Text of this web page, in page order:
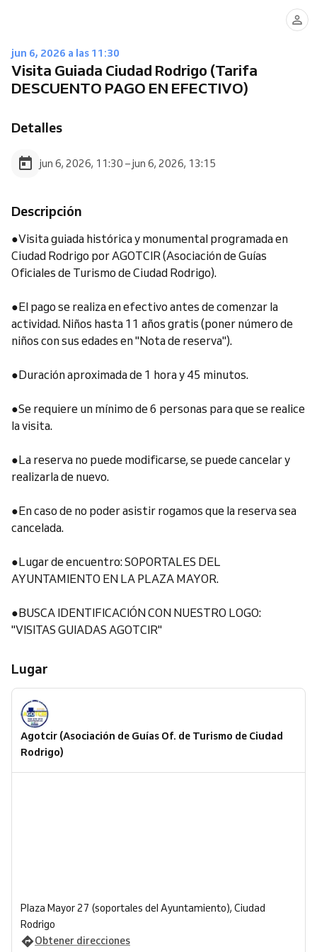
jun 6, 2026 a las 11:30
Visita Guiada Ciudad Rodrigo (Tarifa
DESCUENTO PAGO EN EFECTIVO)
Detalles
jun 6, 2026, 11:30 – jun 6, 2026, 13:15
Descripción
●Visita guiada histórica y monumental programada en
Ciudad Rodrigo por AGOTCIR (Asociación de Guías
Oficiales de Turismo de Ciudad Rodrigo).
●El pago se realiza en efectivo antes de comenzar la
actividad. Niños hasta 11 años gratis (poner número de
niños con sus edades en "Nota de reserva").
●Duración aproximada de 1 hora y 45 minutos.
●Se requiere un mínimo de 6 personas para que se realice
la visita.
●La reserva no puede modificarse, se puede cancelar y
realizarla de nuevo.
●En caso de no poder asistir rogamos que la reserva sea
cancelada.
●Lugar de encuentro: SOPORTALES DEL
AYUNTAMIENTO EN LA PLAZA MAYOR.
●BUSCA IDENTIFICACIÓN CON NUESTRO LOGO:
"VISITAS GUIADAS AGOTCIR"
Lugar
Agotcir (Asociación de Guías Of. de Turismo de Ciudad
Rodrigo)
Plaza Mayor 27 (soportales del Ayuntamiento), Ciudad
Rodrigo
Obtener direcciones